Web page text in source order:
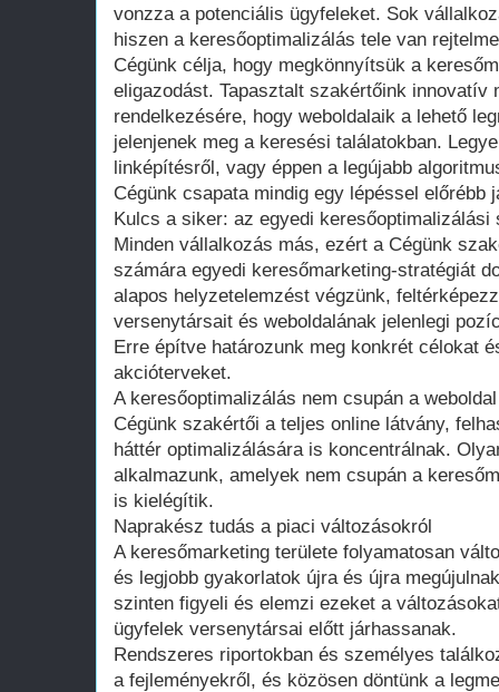
vonzza a potenciális ügyfeleket. Sok
hiszen a keresőoptimalizálás tele van
Cégünk célja, hogy megkönnyítsük a
eligazodást. Tapasztalt szakértőink innovatív
rendelkezésére, hogy weboldalaik a lehető
jelenjenek meg a keresési találatokban.
linképítésről, vagy éppen a legújabb
Cégünk csapata mindig egy lépéssel előrébb
Kulcs a siker: az egyedi keresőoptimalizálási
Minden vállalkozás más, ezért a Cégünk
számára egyedi keresőmarketing-stratégiát
alapos helyzetelemzést végzünk,
versenytársait és weboldalának jelenlegi
Erre építve határozunk meg konkrét célokat
akcióterveket.
A keresőoptimalizálás nem csupán a
Cégünk szakértői a teljes online látvány,
háttér optimalizálására is koncentrálnak.
alkalmazunk, amelyek nem csupán a
is kielégítik.
Naprakész tudás a piaci változásokról
A keresőmarketing területe folyamatosan
és legjobb gyakorlatok újra és újra
szinten figyeli és elemzi ezeket a
ügyfelek versenytársai előtt járhassanak.
Rendszeres riportokban és személyes
a fejleményekről, és közösen döntünk a